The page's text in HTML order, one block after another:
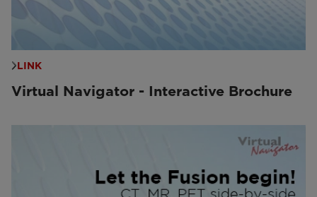
LINK
Virtual Navigator - Interactive Brochure